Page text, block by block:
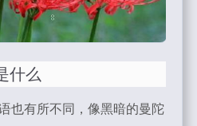
什么
也有所不同，像黑暗的曼陀